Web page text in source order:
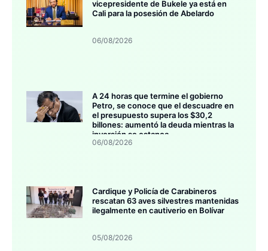
vicepresidente de Bukele ya está en
Cali para la posesión de Abelardo
06/08/2026
A 24 horas que termine el gobierno
Petro, se conoce que el descuadre en
el presupuesto supera los $30,2
billones: aumentó la deuda mientras la
inversión se estanca
06/08/2026
Cardique y Policía de Carabineros
rescatan 63 aves silvestres mantenidas
ilegalmente en cautiverio en Bolívar
05/08/2026